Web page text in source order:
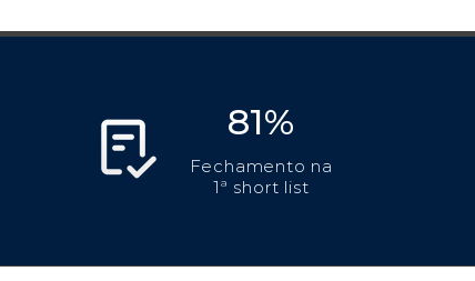
81%
Fechamento na
1ª short list